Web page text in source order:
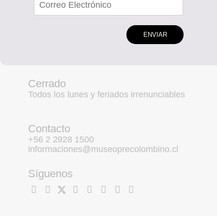
ENVIAR
Cerrado
Todos los lunes y feriados irrenunciables
Contacto
+56 2 2928 1500
informaciones@museoprecolombino.cl
Síguenos